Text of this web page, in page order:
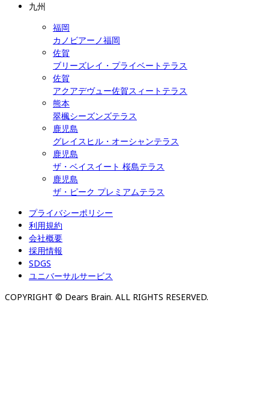
九州
福岡
カノビアーノ福岡
佐賀
ブリーズレイ・プライベートテラス
佐賀
アクアデヴュー佐賀スィートテラス
熊本
翠楓シーズンズテラス
鹿児島
グレイスヒル・オーシャンテラス
鹿児島
ザ・ベイスイート 桜島テラス
鹿児島
ザ・ピーク プレミアムテラス
プライバシーポリシー
利用規約
会社概要
採用情報
SDGS
ユニバーサルサービス
COPYRIGHT © Dears Brain. ALL RIGHTS RESERVED.